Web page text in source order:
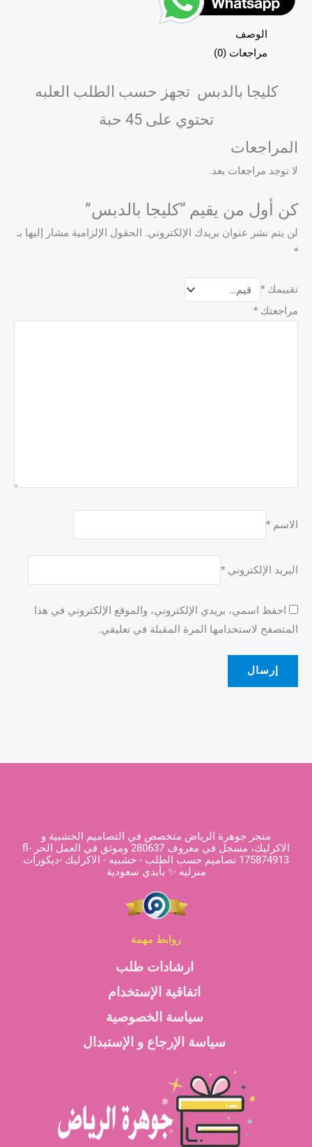
الوصف
مراجعات (0)
كليجا بالدبس تجهز حسب الطلب العلبه
تحتوي على 45 حبة
المراجعات
لا توجد مراجعات بعد.
كن أول من يقيم “كليجا بالدبس”
لن يتم نشر عنوان بريدك الإلكتروني. الحقول الإلزامية مشار إليها بـ
*
تقييمك *
مراجعتك *
الاسم *
البريد الإلكتروني *
احفظ اسمي، بريدي الإلكتروني، والموقع الإلكتروني في هذا
المتصفح لاستخدامها المرة المقبلة في تعليقي.
متجر جوهرة الرياض متخصص في التصاميم الخشبية و
الاكرليك، مسجل في معروف 280637 وموثق في العمل الحر fl-
175874913 تصاميم حسب الطلب - خشبيه - الاكرليك -ديكورات
منزليه ✨ بأيدي سعودية
روابط مهمة
ارشادات طلب
اتفاقية الإستخدام
سياسة الخصوصية
سياسة الإرجاع و الإستبدال